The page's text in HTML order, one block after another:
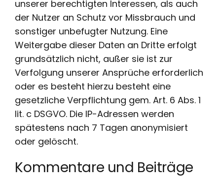
unserer berechtigten Interessen, als auch
der Nutzer an Schutz vor Missbrauch und
sonstiger unbefugter Nutzung. Eine
Weitergabe dieser Daten an Dritte erfolgt
grundsätzlich nicht, außer sie ist zur
Verfolgung unserer Ansprüche erforderlich
oder es besteht hierzu besteht eine
gesetzliche Verpflichtung gem. Art. 6 Abs. 1
lit. c DSGVO. Die IP-Adressen werden
spätestens nach 7 Tagen anonymisiert
oder gelöscht.
Kommentare und Beiträge